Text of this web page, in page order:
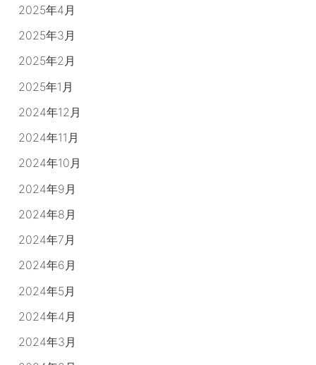
2025年4月
2025年3月
2025年2月
2025年1月
2024年12月
2024年11月
2024年10月
2024年9月
2024年8月
2024年7月
2024年6月
2024年5月
2024年4月
2024年3月